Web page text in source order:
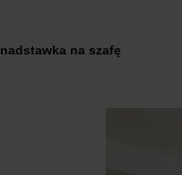
nadstawka na szafę